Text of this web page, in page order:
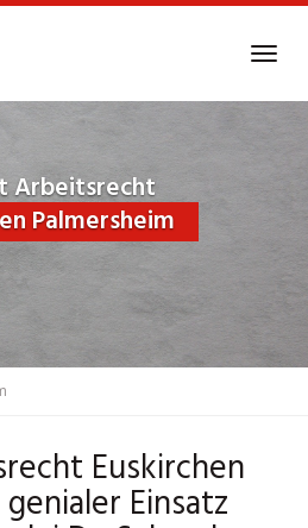
Arbeitsrecht
Palmersheim
Euskirchen
Einsatz